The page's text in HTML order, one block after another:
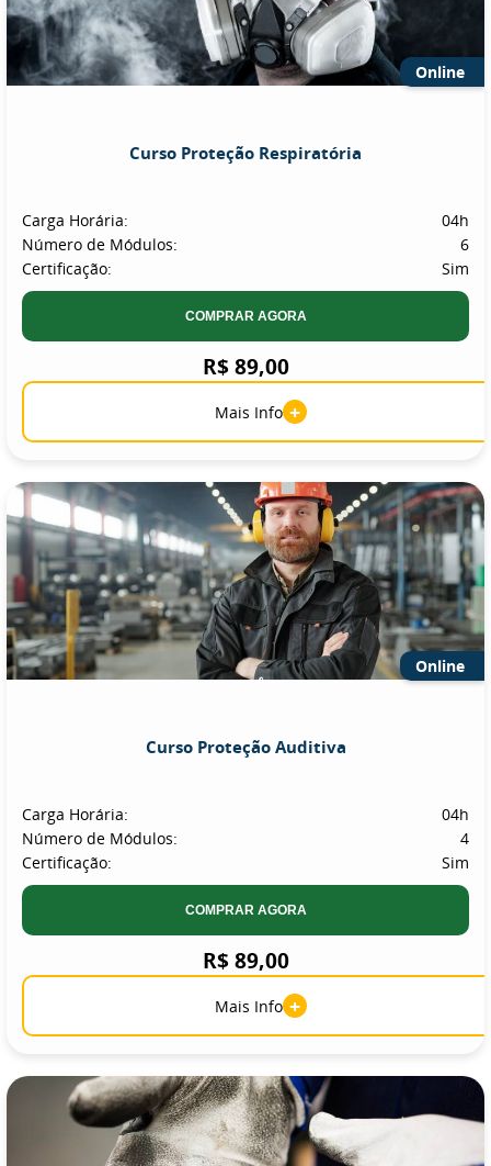
Online
Curso Proteção Respiratória
Carga Horária:
04h
Número de Módulos:
6
Certificação:
Sim
COMPRAR AGORA
R$ 89,00
Mais Info +
Online
Curso Proteção Auditiva
Carga Horária:
04h
Número de Módulos:
4
Certificação:
Sim
COMPRAR AGORA
R$ 89,00
Mais Info +